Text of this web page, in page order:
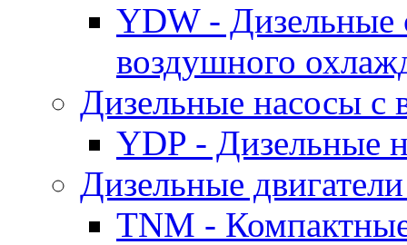
YDW - Дизельные
воздушного
Дизельные насосы
YDP - Дизельные
Дизельные
TNM -